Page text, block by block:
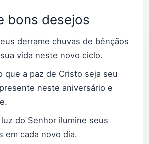
bons desejos
derrame chuvas de bênçãos
vida neste novo ciclo.
que a paz de Cristo seja seu
neste aniversário e
luz do Senhor ilumine seus
em cada novo dia.